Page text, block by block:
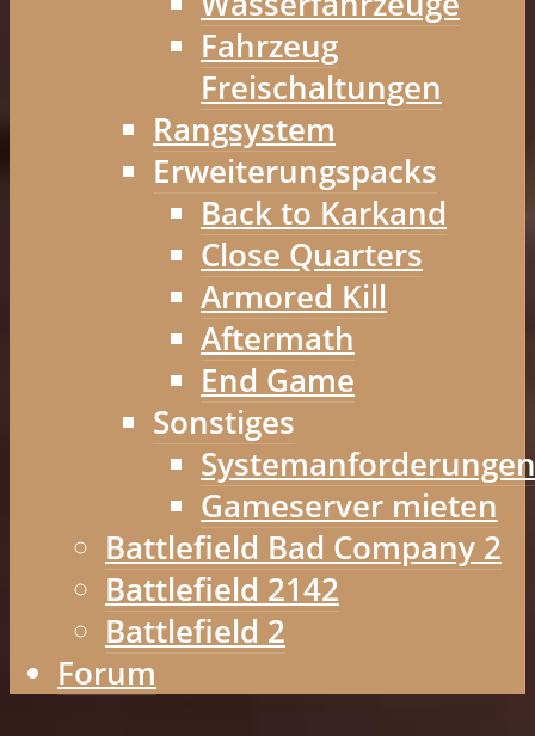
Fahrzeug
Freischaltungen
Rangsystem
Erweiterungspacks
Back to Karkand
Close Quarters
Armored Kill
Aftermath
End Game
Sonstiges
Systemanforderungen
Gameserver mieten
Battlefield Bad Company 2
Battlefield 2142
Battlefield 2
Forum